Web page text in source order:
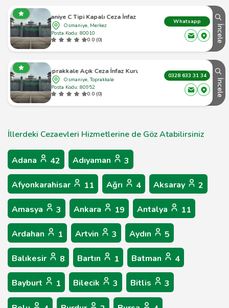
Osmaniye C Tipi Kapalı Ceza İnfaz Kurumu
Osmaniye, Merkez
Posta Kodu: 80010
0.0 (0)
Whatsapp
İncele
Toprakkale Açık Ceza İnfaz Kurumu
Osmaniye, Toprakkale
Posta Kodu: 80952
0.0 (0)
0328 633 31 34
İncele
İllerdeki Cezaevleri Hizmetlerine de Göz Atabilirsiniz
Adana 42 Adıyaman 3
Afyonkarahisar 11 Ağrı 4 Aksaray 2
Amasya 3 Ankara 19 Antalya 11
Ardahan 1 Artvin 3 Aydın 5
Balıkesir 8 Bartın 1 Batman 4
Bayburt 1 Bilecik 3 Bitlis 3